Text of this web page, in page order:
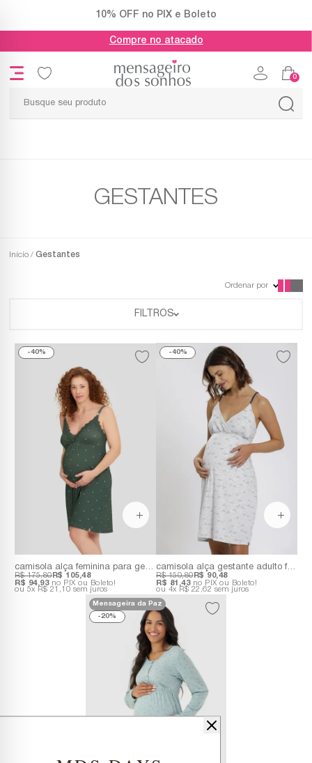
10% OFF no PIX e Boleto
Compre no atacado
0
GESTANTES
Início Gestantes
Ordenar por
FILTROS
40%
camisola alça feminina para gestante e amamentação plenitude | viscolycra com estampa poá verde
R$ 94,93no PIX ou Boleto!
R$ 175,80R$ 105,48
5x R$ 21,10 sem juros
40%
camisola alça gestante adulto feminino ribana com escrita love
R$ 81,43no PIX ou Boleto!
R$ 150,80R$ 90,48
4x R$ 22,62 sem juros
20%
Mensageira da Paz